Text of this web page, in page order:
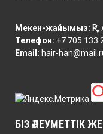
Мекен-жайымыз:
Телефон: +7 705 133
Email: hair-
БІЗ ӘЛЕУМЕТТІК